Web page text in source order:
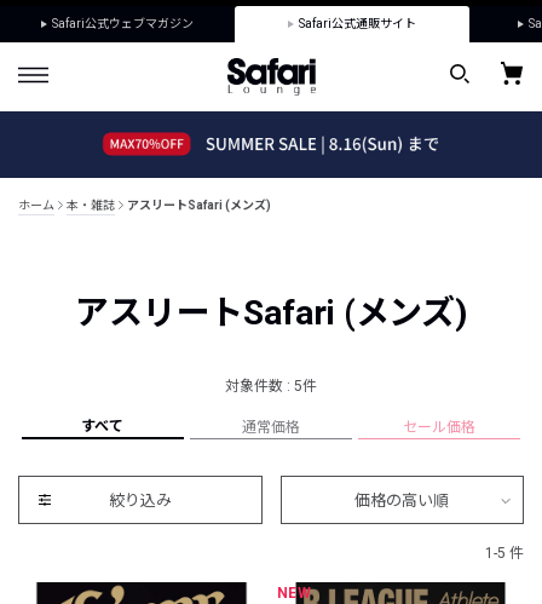
Safari公式ウェブマガジン Safari公式通販サイト
ホーム 本・雑誌 アスリートSafari (メンズ)
アスリートSafari (メンズ)
対象件数 : 5件
すべて 通常価格 セール価格
絞り込み 価格の高い順
1-5 件
NEW